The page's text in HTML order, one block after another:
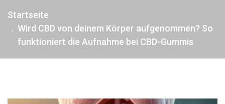
Startseite
Wird CBD von deinem Körper aufgenommen? So
funktioniert die Aufnahme bei CBD-Gummis